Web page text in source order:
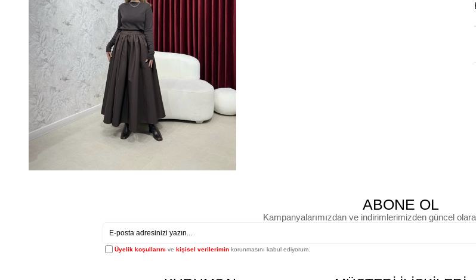
ABONE OL
Kampanyalarımızdan ve indirimlerimizden güncel
Üyelik koşullarını ve kişisel verilerimin korunmasını kabul ediyorum.